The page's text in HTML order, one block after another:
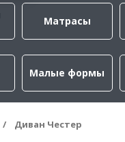
Матрасы
Малые формы
Диван Честер